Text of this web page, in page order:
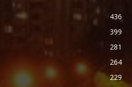
436
399
281
264
229